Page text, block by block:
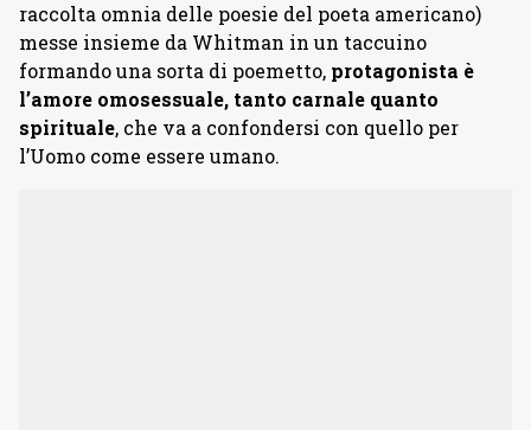
raccolta omnia delle poesie del poeta americano)
messe insieme da Whitman in un taccuino
formando una sorta di poemetto, protagonista è
l’amore omosessuale, tanto carnale quanto
spirituale, che va a confondersi con quello per
l’Uomo come essere umano.